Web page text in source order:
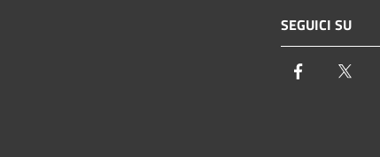
SEGUICI SU
Facebook